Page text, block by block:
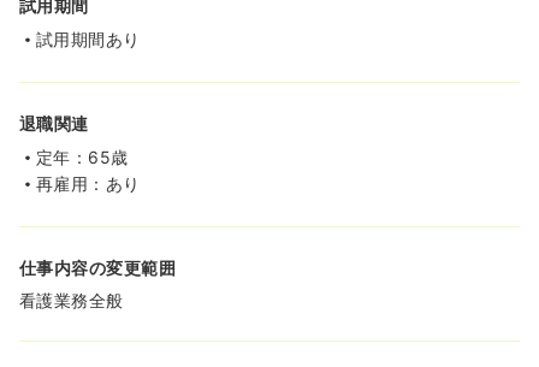
試用期間
試用期間あり
退職関連
定年：65歳
再雇用：あり
仕事内容の変更範囲
看護業務全般